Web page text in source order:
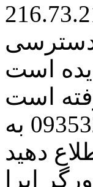
دسترسی
است
است
مراتب این مسئله را از طریق شماره تلفن 09353273300 به
دهید
اپرا